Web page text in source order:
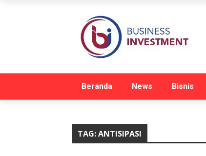
Beranda News Bisnis
TAG:ANTISIPASI